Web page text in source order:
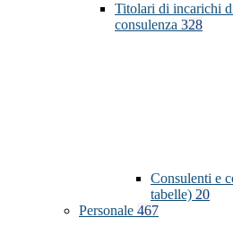
Titolari di incarichi
consulenza 328
Consulenti e
tabelle) 20
Personale 467